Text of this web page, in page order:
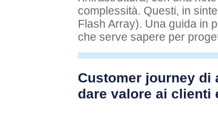
complessità. Questi, in
Flash Array). Una guida in
che serve sapere per
Customer journey di
dare valore ai clienti